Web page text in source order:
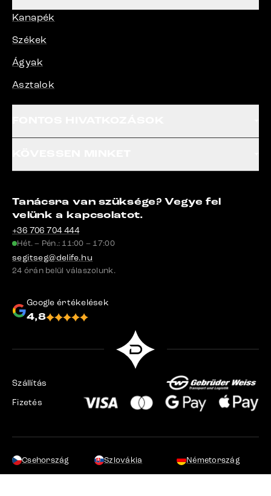
Kanapék
Székek
Ágyak
Asztalok
Tanácsra van szüksége? Vegye fel
velünk a kapcsolatot.
+36 706 704 444
Hét. – Pén.: 11:00 – 17:00
segitseg@delife.hu
24 órán belül válaszolunk.
Google értékelések
4,8
Szállítás
Fizetés
Csehország Szlovákia Németország